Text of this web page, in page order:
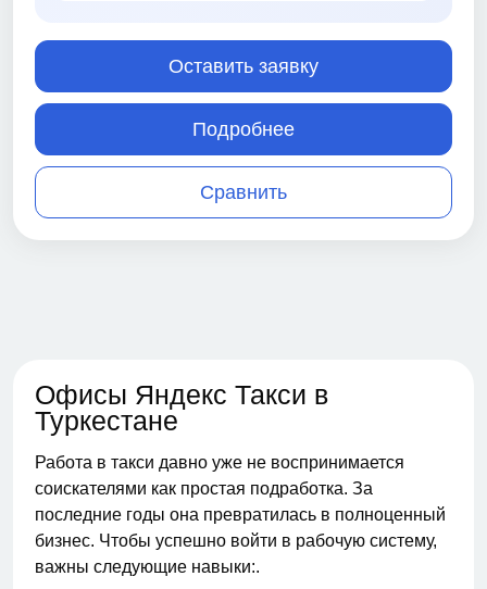
Сравнить
Оставить заявку
Подробнее
Офисы Яндекс Такси в
Туркестане
Работа в такси давно уже не воспринимается
соискателями как простая подработка. За
последние годы она превратилась в полноценный
бизнес. Чтобы успешно войти в рабочую систему,
важны следующие навыки:.